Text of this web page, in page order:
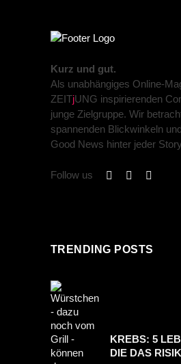
Kurz und gut.
Als unabhängiges Online-
ZEITjUNG inspirierenden
junge Zielgruppe. Wir
spannenden Blickwinkeln
Good News hinter jeder
Follow us
TRENDING POSTS
KREBS: 5
DIE DAS